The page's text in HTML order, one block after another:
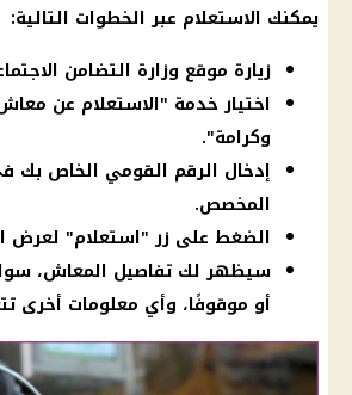
يمكنك الاستعلام عبر الخطوات التالية:
زيارة موقع وزارة التضامن
اختيار خدمة "الاستعلام عن
وكرامة".
إدخال الرقم القومي الخاص بك
المخصص.
الضغط على زر "استعلام" لعرض
سيظهر لك تفاصيل المعاش،
أو موقوفًا، وأي معلومات أخرى